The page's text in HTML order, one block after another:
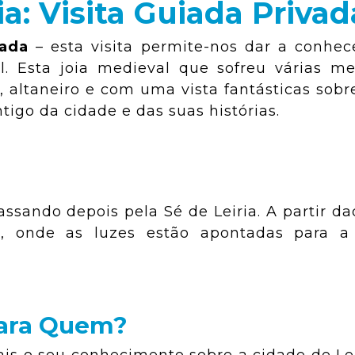
Visita Guiada
– esta visita permite-nos dar a
Esta joia medieval que sofreu várias
altaneiro e com uma vista fantásticas
da cidade e das suas histórias.
depois pela Sé de Leiria. A partir
onde as luzes estão apontadas para
Quem?